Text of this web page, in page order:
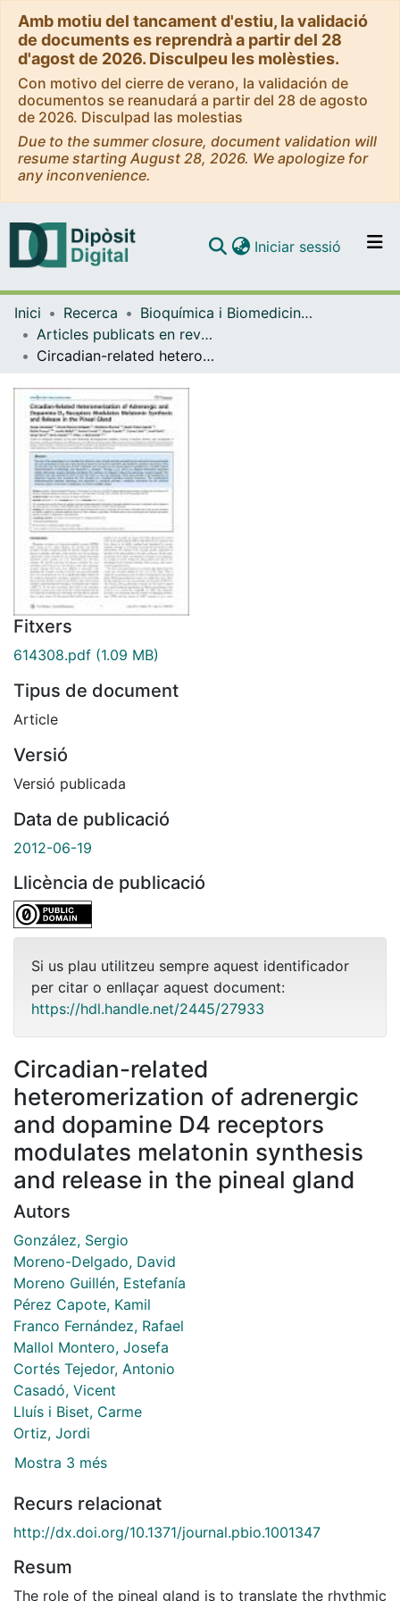
Amb motiu del tancament d'estiu, la validació
de documents es reprendrà a partir del 28
d'agost de 2026. Disculpeu les molèsties.
Con motivo del cierre de verano, la validación de
documentos se reanudará a partir del 28 de agosto
de 2026. Disculpad las molestias
Due to the summer closure, document validation will
resume starting August 28, 2026. We apologize for
any inconvenience.
Navega per tot el DD
Contacte
Iniciar sessió (current)
Inici Recerca
Bioquímica i Biomedicina Molecular
Articles publicats en revistes (Bioquímica i Biomedicina Molecular)
Circadian-related heteromerization of adrenergic and dopamine D4 receptors modulates melatonin synthesis and release in the pineal gland
Fitxers
614308.pdf (1.09 MB)
Tipus de document
Article
Versió
Versió publicada
Data de publicació
2012-06-19
Llicència de publicació
Si us plau utilitzeu sempre aquest identificador
per citar o enllaçar aquest document:
https://hdl.handle.net/2445/27933
Circadian-related
heteromerization of adrenergic
and dopamine D4 receptors
modulates melatonin synthesis
and release in the pineal gland
Autors
González, Sergio
Moreno-Delgado, David
Moreno Guillén, Estefanía
Pérez Capote, Kamil
Franco Fernández, Rafael
Mallol Montero, Josefa
Cortés Tejedor, Antonio
Casadó, Vicent
Lluís i Biset, Carme
Ortiz, Jordi
Mostra 3 més
Recurs relacionat
http://dx.doi.org/10.1371/journal.pbio.1001347
Resum
The role of the pineal gland is to translate the rhythmic